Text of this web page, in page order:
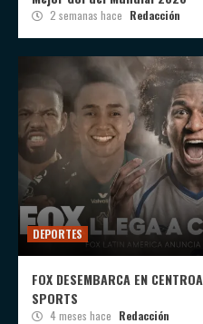
2 semanas hace Redacción
DEPORTES
FOX DESEMBARCA EN
SPORTS
4 meses hace Redacción